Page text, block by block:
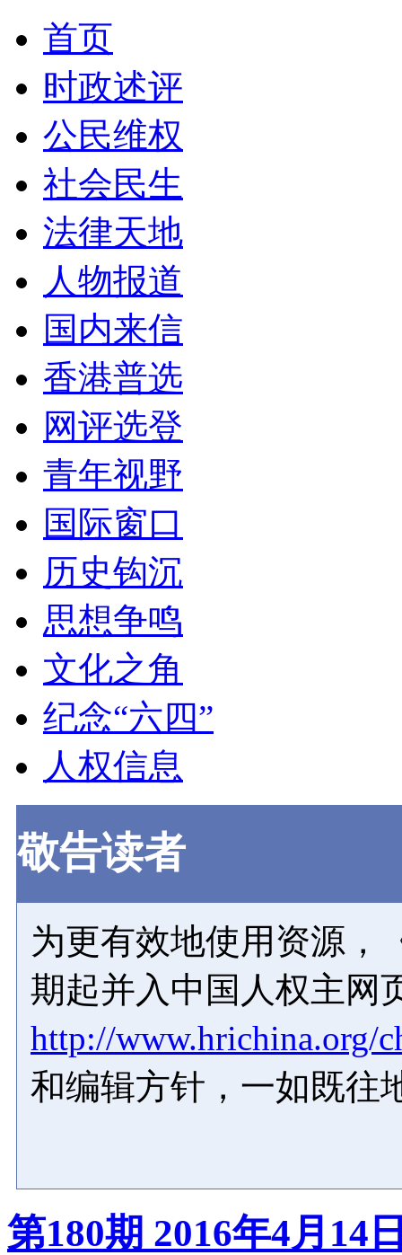
首页
时政述评
公民维权
社会民生
法律天地
人物报道
国内来信
香港普选
网评选登
青年视野
国际窗口
历史钩沉
思想争鸣
文化之角
纪念“六四”
人权信息
敬告读者
为更有效地使用资源，
期起并入中国人权主网
http://www.hrichina.org/
和编辑方针，一如既往
第180期 2016年4月14